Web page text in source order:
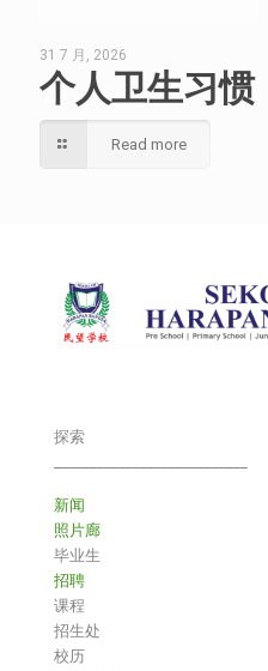
31 7 月, 2026
个人卫生习惯
Read more
探索
新闻
照片廊
毕业生
招聘
课程
招生处
校历